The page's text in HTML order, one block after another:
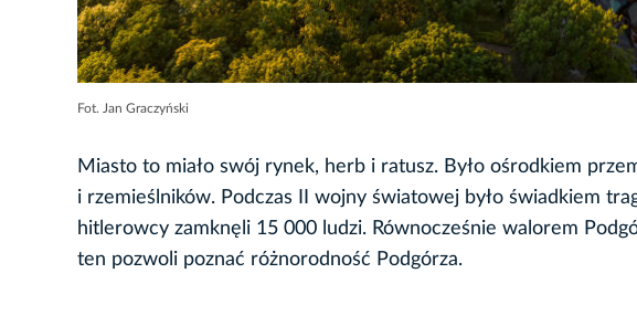
Fot. Jan Graczyński
Miasto to miało swój rynek, herb i ratusz. Było ośrodkiem
i rzemieślników. Podczas II wojny światowej było świadkiem
hitlerowcy zamknęli 15 000 ludzi. Równocześnie walorem
ten pozwoli poznać różnorodność Podgórza.